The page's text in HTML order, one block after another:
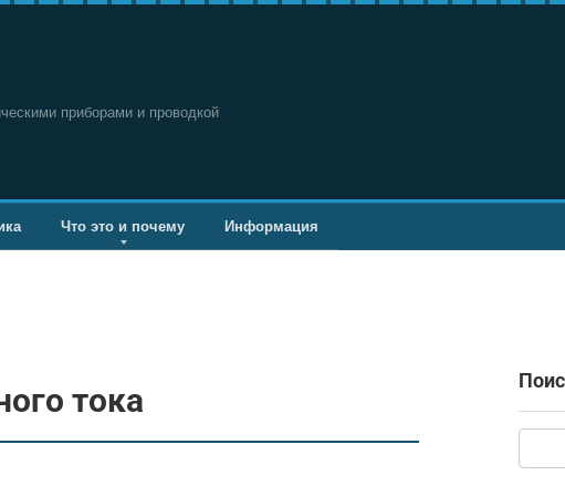
приборами и проводкой
Что это и почему Информация
тока